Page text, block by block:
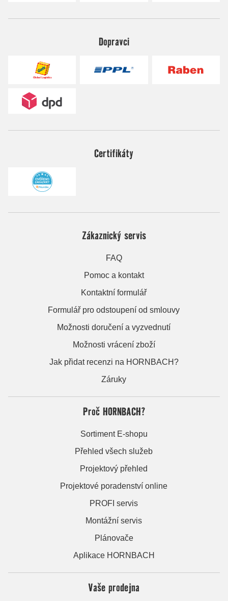
Dopravci
Certifikáty
Zákaznický servis
FAQ
Pomoc a kontakt
Kontaktní formulář
Formulář pro odstoupení od smlouvy
Možnosti doručení a vyzvednutí
Možnosti vrácení zboží
Jak přidat recenzi na HORNBACH?
Záruky
Proč HORNBACH?
Sortiment E-shopu
Přehled všech služeb
Projektový přehled
Projektové poradenství online
PROFI servis
Montážní servis
Plánovače
Aplikace HORNBACH
Vaše prodejna